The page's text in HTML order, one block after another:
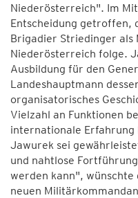
Niederösterreich". Im
Entscheidung getroffen,
Brigadier Striedinger
Niederösterreich folge.
Ausbildung für den
Landeshauptmann
organisatorisches
Vielzahl an Funktionen
internationale Erfahrung
Jawurek sei
und nahtlose
werden kann", wünschte
neuen